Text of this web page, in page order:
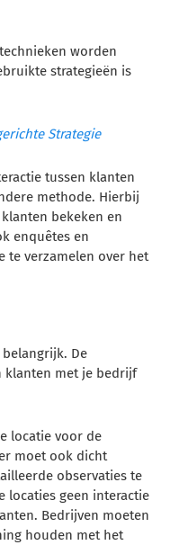
worden
strategieën is
Strategie
tussen klanten
methode. Hierbij
bekeken en
enquêtes en
te verzamelen over het
De
klanten met je bedrijf
locatie voor de
moet ook dicht
observaties te
locaties geen interactie
Bedrijven moeten
houden met het